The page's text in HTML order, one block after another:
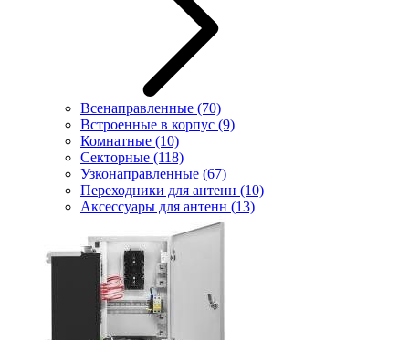
Всенаправленные (70)
Встроенные в корпус (9)
Комнатные (10)
Секторные (118)
Узконаправленные (67)
Переходники для антенн (10)
Аксессуары для антенн (13)